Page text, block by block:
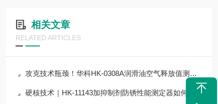
相关文章
RELATED ARTICLES
攻克技术瓶颈！华科HK-0308A润滑油空气释放值测定器技术优化方案，实测有效
硬核技术｜HK-11143加抑制剂防锈性能测定器如何通过技术优化，提升准确度？